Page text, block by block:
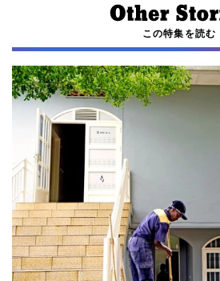
この特集を読む